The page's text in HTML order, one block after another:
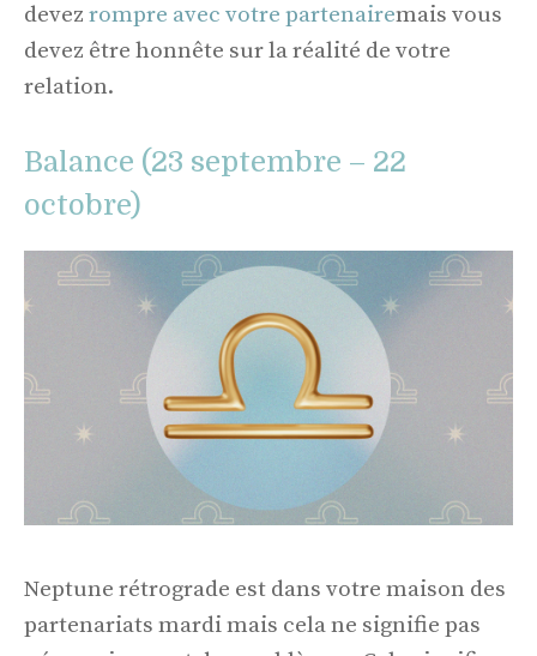
devez rompre avec votre partenairemais vous
devez être honnête sur la réalité de votre
relation.
Balance (23 septembre – 22
octobre)
Neptune rétrograde est dans votre maison des
partenariats mardi mais cela ne signifie pas